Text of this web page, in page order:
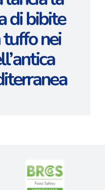
di bibite
nei